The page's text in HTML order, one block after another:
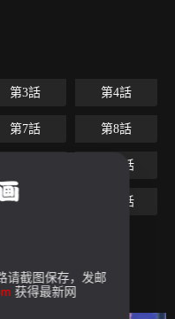
第3話 第4話
第7話 第8話
第12話
第15話 第16話
请截图保存，发邮
获得最新网